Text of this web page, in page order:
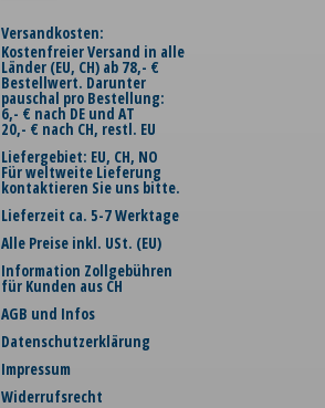
Versandkosten:
Kostenfreier Versand in alle
Länder (EU, CH) ab 78,- €
Bestellwert. Darunter
pauschal pro Bestellung:
6,- € nach DE und AT
20,- € nach CH, restl. EU
Liefergebiet: EU, CH, NO
Für weltweite Lieferung
kontaktieren Sie uns bitte.
Lieferzeit ca. 5-7 Werktage
Alle Preise inkl. USt. (EU)
Information Zollgebühren
für Kunden aus CH
AGB und Infos
Datenschutzerklärung
Impressum
Widerrufsrecht